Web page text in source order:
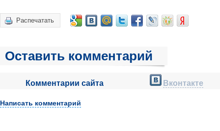
Распечатать
Оставить комментарий
Комментарии сайта Вконтакте
Написать комментарий